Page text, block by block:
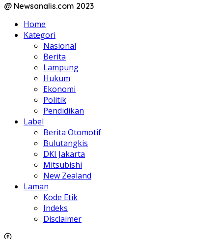
@ Newsanalis.com 2023
Home
Kategori
Nasional
Berita
Lampung
Hukum
Ekonomi
Politik
Pendidikan
Label
Berita Otomotif
Bulutangkis
DKI Jakarta
Mitsubishi
New Zealand
Laman
Kode Etik
Indeks
Disclaimer